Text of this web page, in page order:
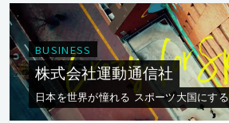
BUSINESS
株式会社運動通信社
日本を世界が憧れる スポーツ大国にする